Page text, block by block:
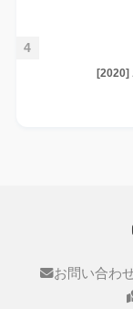
4
[2020]
お問い合わ